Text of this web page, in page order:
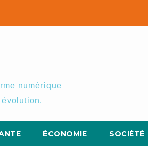
numérique
ÉCONOMIE SOCIÉTÉ